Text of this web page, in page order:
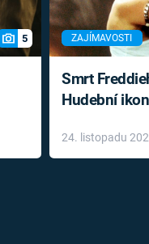
5 ZAJÍMAVOSTI
Smrt
Hudební
léky
24. listopadu